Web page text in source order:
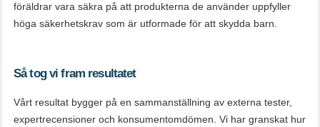
föräldrar vara säkra på att produkterna de använder uppfyller
höga säkerhetskrav som är utformade för att skydda barn.
Så tog vi fram resultatet
Vårt resultat bygger på en sammanställning av externa tester,
expertrecensioner och konsumentomdömen. Vi har granskat hur